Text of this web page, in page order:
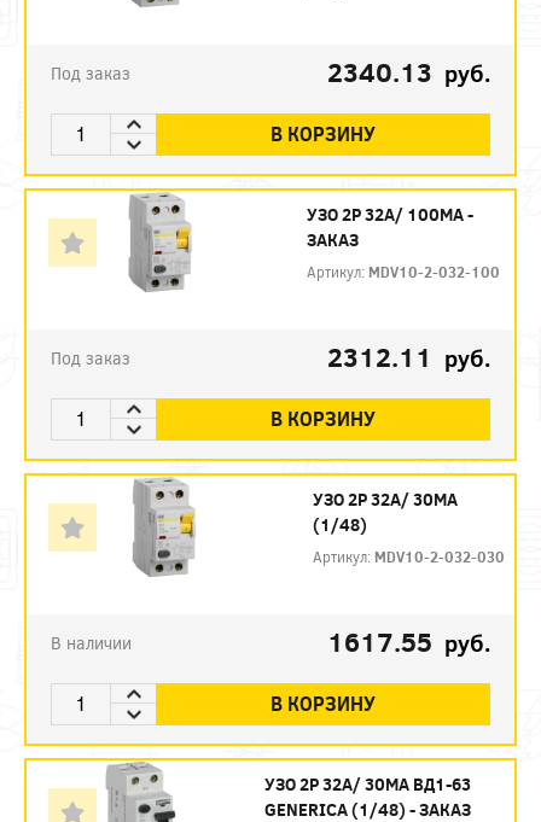
Под заказ 2340.13 руб.
В КОРЗИНУ
УЗО 2P 32А/ 100МА -
ЗАКАЗ
Артикул: MDV10-2-032-100
Под заказ 2312.11 руб.
В КОРЗИНУ
УЗО 2P 32А/ 30МА
(1/48)
Артикул: MDV10-2-032-030
В наличии 1617.55 руб.
В КОРЗИНУ
УЗО 2P 32А/ 30МА ВД1-63
GENERICA (1/48) - ЗАКАЗ